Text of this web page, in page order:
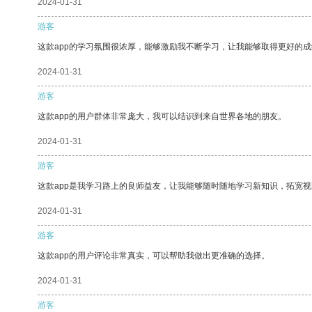
2024-01-31
游客
这款app的学习氛围很浓厚，能够激励我不断学习，让我能够取得更好的成
2024-01-31
游客
这款app的用户群体非常庞大，我可以结识到来自世界各地的朋友。
2024-01-31
游客
这款app是我学习路上的良师益友，让我能够随时随地学习新知识，拓宽视
2024-01-31
游客
这款app的用户评论非常真实，可以帮助我做出更准确的选择。
2024-01-31
游客